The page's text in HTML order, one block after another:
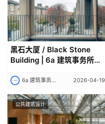
设
计
城
市
与
景
观
登录
黑石大厦 / Black Stone
Building | 6a 建筑事务所｜
6a 建筑事务所｜6a architects 2026-04-19
公共建筑设计